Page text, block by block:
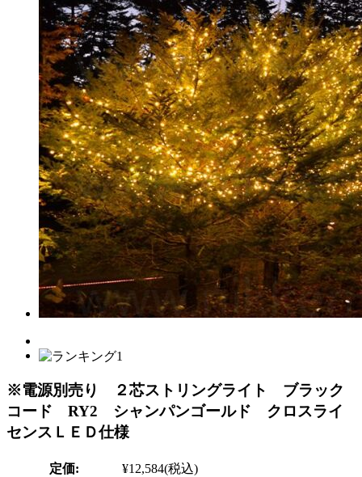
※電源別売り ２芯ストリングライト ブラック
コード RY2 シャンパンゴールド クロスライ
センスＬＥＤ仕様
定価: ¥12,584(税込)